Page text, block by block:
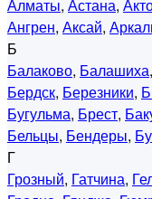
Алматы, Астана,
Ангрен, Аксай,
Б
Балаково, Балашиха,
Бердск, Березники,
Бугульма, Брест,
Бельцы, Бендеры,
Г
Грозный, Гатчина,